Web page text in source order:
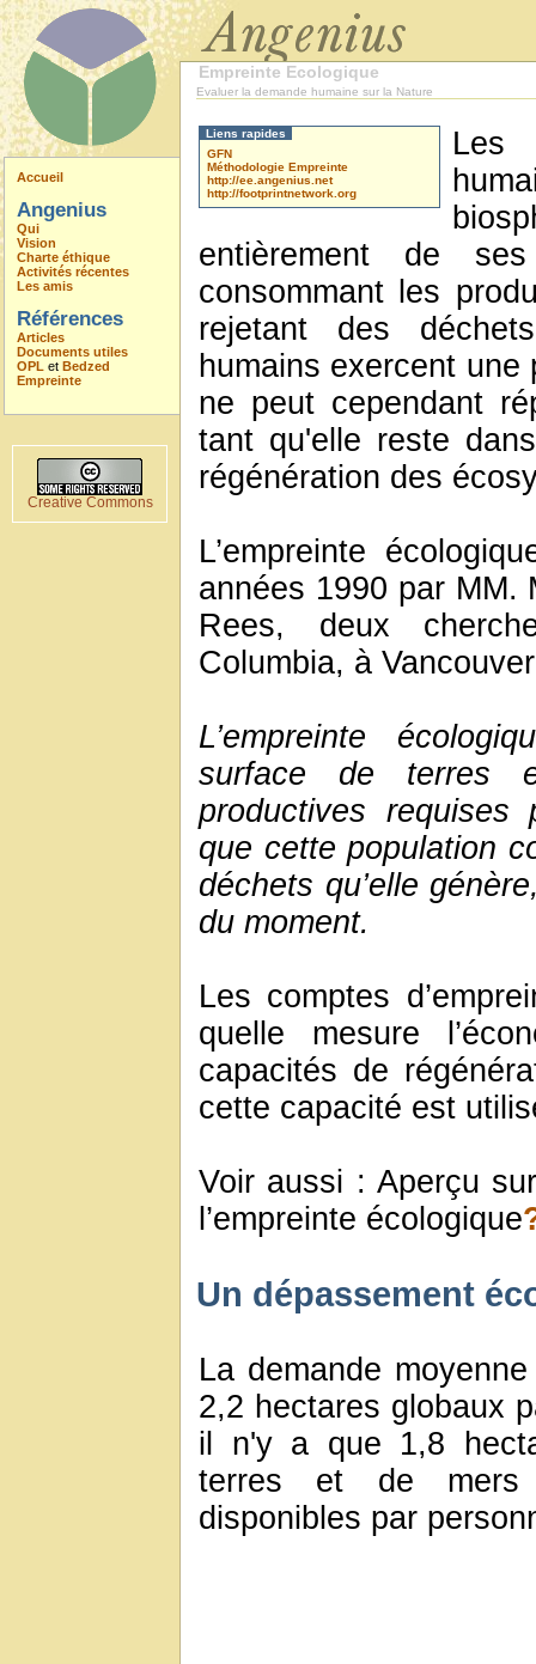
Accueil
Angenius
Qui
Vision
Charte éthique
Activités récentes
Les amis
Références
Articles
Documents utiles
OPL et Bedzed
Empreinte
Creative Commons
Empreinte Ecologique
Evaluer la demande humaine sur la Nature
Liens rapides
GFN
Méthodologie Empreinte
http://ee.angenius.net
http://footprintnetwork.org
Les
entièrement de
consommant les
rejetant des
humains exercent
ne peut cependant
tant qu'elle reste
régénération des
L’empreinte
années 1990 par MM.
Rees, deux
Columbia, à
L’empreinte
surface de terres
productives requises
que cette population
déchets qu’elle
du moment.
Les comptes
quelle mesure
capacités de
cette capacité est
Voir aussi : Aperçu
l’empreinte écologique
Un dépassement
La demande
2,2 hectares globaux
il n'y a que 1,8
terres et de mers
disponibles par